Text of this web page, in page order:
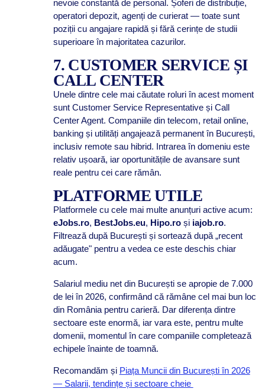
nevoie constantă de personal. Șoferi de distribuție,
operatori depozit, agenți de curierat — toate sunt
poziții cu angajare rapidă și fără cerințe de studii
superioare în majoritatea cazurilor.
7. CUSTOMER SERVICE ȘI
CALL CENTER
Unele dintre cele mai căutate roluri în acest moment
sunt Customer Service Representative și Call
Center Agent. Companiile din telecom, retail online,
banking și utilități angajează permanent în București,
inclusiv remote sau hibrid. Intrarea în domeniu este
relativ ușoară, iar oportunitățile de avansare sunt
reale pentru cei care rămân.
PLATFORME UTILE
Platformele cu cele mai multe anunțuri active acum:
eJobs.ro, BestJobs.eu, Hipo.roși iajob.ro.
Filtrează după București și sortează după „recent
adăugate" pentru a vedea ce este deschis chiar
acum.
Salariul mediu net din București se apropie de 7.000
de lei în 2026, confirmând că rămâne cel mai bun loc
din România pentru carieră. Dar diferența dintre
sectoare este enormă, iar vara este, pentru multe
domenii, momentul în care companiile completează
echipele înainte de toamnă.
Recomandăm și Piața Muncii din București în 2026
— Salarii, tendințe și sectoare cheie